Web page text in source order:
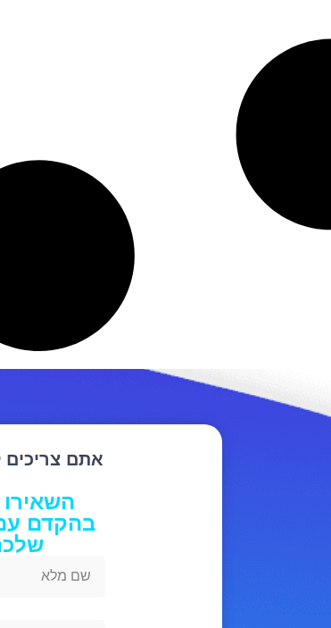
אתם צריכים
השאירו
בהקדם